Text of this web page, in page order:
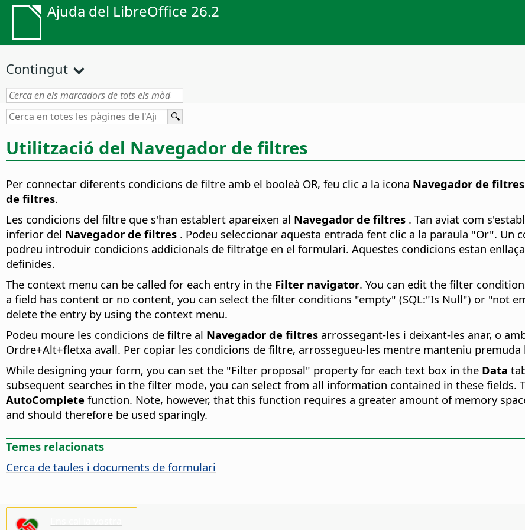
Ajuda del LibreOffice 26.2
Contingut
Utilització del Navegador de filtres
Per connectar diferents condicions de filtre amb el booleà OR, feu clic a la icona Navegador de filtres
de filtres.
Les condicions del filtre que s'han establert apareixen al Navegador de filtres . Tan aviat com
inferior del Navegador de filtres . Podeu seleccionar aquesta entrada fent clic a la paraula "Or". Un
podreu introduir condicions addicionals de filtratge en el formulari. Aquestes condicions estan
definides.
The context menu can be called for each entry in the Filter navigator. You can edit the filter
a field has content or no content, you can select the filter conditions "empty" (SQL:"Is Null") or "not
delete the entry by using the context menu.
Podeu moure les condicions de filtre al Navegador de filtres arrossegant-les i deixant-les anar, o
Ordre+Alt+fletxa avall. Per copiar les condicions de filtre, arrossegueu-les mentre manteniu premuda
While designing your form, you can set the "Filter proposal" property for each text box in the Data
subsequent searches in the filter mode, you can select from all information contained in these fields.
AutoComplete function. Note, however, that this function requires a greater amount of memory
and should therefore be used sparingly.
Temes relacionats
Cerca de taules i documents de formulari